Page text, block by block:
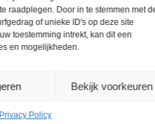
raadplegen. Door in te stemmen met
of unieke ID's op deze site
toestemming intrekt, kan dit een
en mogelijkheden.
Bekijk voorkeuren
Privacy Policy